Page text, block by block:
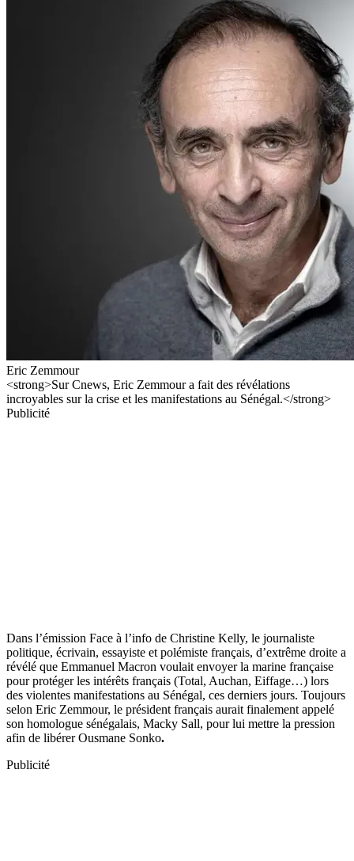
Eric Zemmour
<strong>Sur Cnews, Eric Zemmour a fait des révélations
incroyables sur la crise et les manifestations au Sénégal.</strong>
Publicité
Dans l’émission Face à l’info de Christine Kelly, le journaliste
politique, écrivain, essayiste et polémiste français, d’extrême droite a
révélé que Emmanuel Macron voulait envoyer la marine française
pour protéger les intérêts français (Total, Auchan, Eiffage…) lors
des violentes manifestations au Sénégal, ces derniers jours. Toujours
selon Eric Zemmour, le président français aurait finalement appelé
son homologue sénégalais, Macky Sall, pour lui mettre la pression
afin de libérer Ousmane Sonko.
Publicité